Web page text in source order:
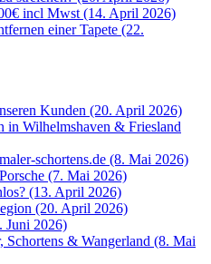
incl Mwst (14. April 2026)
einer Tapete (22.
Kunden (20. April 2026)
in Wilhelmshaven & Friesland
schortens.de (8. Mai 2026)
(7. Mai 2026)
(13. April 2026)
(20. April 2026)
Juni 2026)
Schortens & Wangerland (8. Mai